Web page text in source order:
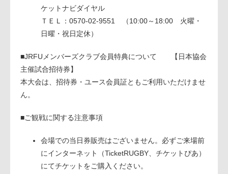
ケットナビダイヤル
ＴＥＬ：0570-02-9551 （10:00～18:00 火曜・
日曜・祝日定休）
■JRFUメンバーズクラブ会員特典について 【日本協会
主催試合招待券】
本大会は、招待券・ユース会員証ともご利用いただけませ
ん。
■ご観戦に関する注意事項
会場での当日券販売はございません。必ずご来場前
にインターネット（TicketRUGBY、チケットぴあ）
にてチケットをご購入ください。